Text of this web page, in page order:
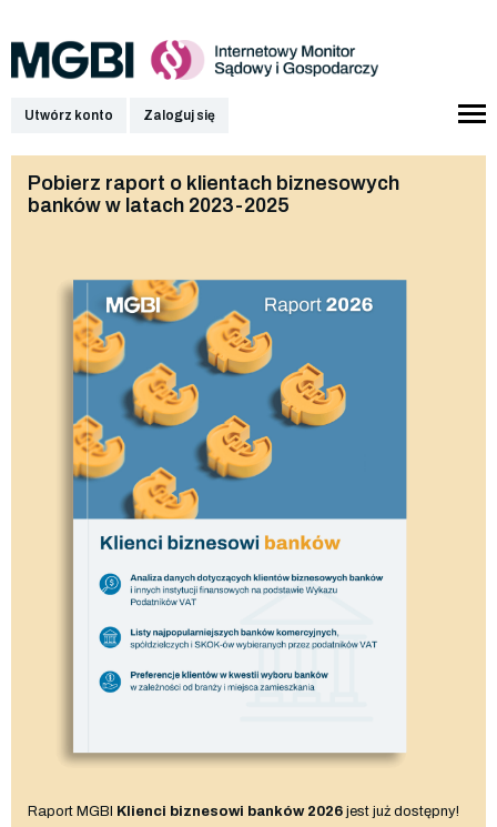
Utwórz konto Zaloguj się
Pobierz raport o klientach biznesowych
banków w latach 2023-2025
Raport MGBI Klienci biznesowi banków 2026 jest już dostępny!